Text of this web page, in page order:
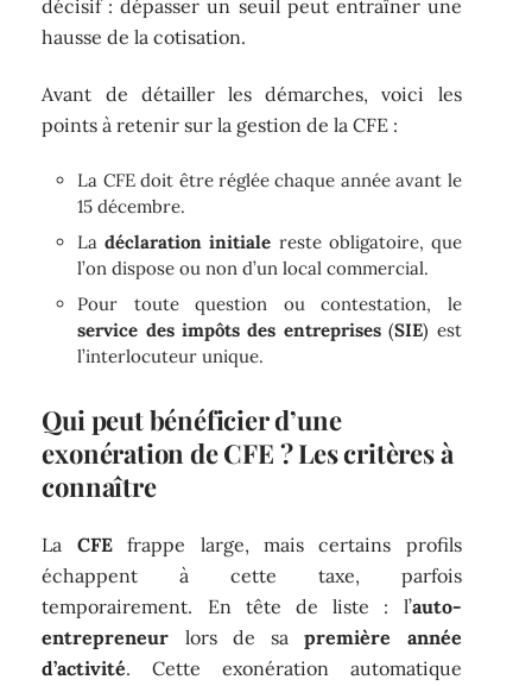
décisif : dépasser un seuil peut entraîner une
hausse de la cotisation.
Avant de détailler les démarches, voici les
points à retenir sur la gestion de la CFE :
La CFE doit être réglée chaque année avant le
15 décembre.
Ladéclaration initiale reste obligatoire, que
l’on dispose ou non d’un local commercial.
Pour toute question ou contestation, le
service des impôts des entreprises(SIE) est
l’interlocuteur unique.
Qui peut bénéficier d’une
exonération de CFE ? Les critères à
connaître
La CFEfrappe large, mais certains profils
échappent à cette taxe, parfois
temporairement. En tête de liste : l’auto-
entrepreneur lors de sapremière année
d’activité. Cette exonération automatique